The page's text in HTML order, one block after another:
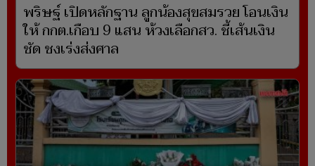
พริษฐ์ เปิดหลักฐาน ลูกน้องสุขสมรวย โอนเงิน
ให้ กกต.เกือบ 9 แสน ห้วงเลือกสว. ชี้เส้นเงิน
ชัด ชงเร่งส่งศาล